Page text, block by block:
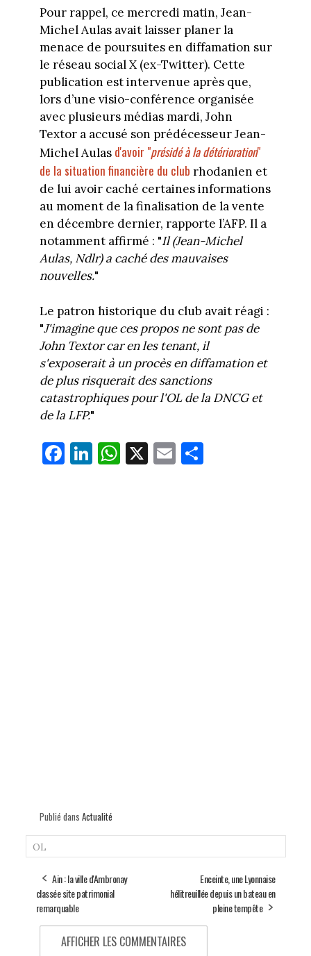
Pour rappel, ce mercredi matin, Jean-
Michel Aulas avait laisser planer la
menace de poursuites en diffamation sur
le réseau social X (ex-Twitter). Cette
publication est intervenue après que,
lors d’une visio-conférence organisée
avec plusieurs médias mardi, John
Textor a accusé son prédécesseur Jean-
Michel Aulas d'avoir "présidé à la détérioration"
de la situation financière du club rhodanien et
de lui avoir caché certaines informations
au moment de la finalisation de la vente
en décembre dernier, rapporte l’AFP. Il a
notamment affirmé : "Il (Jean-Michel
Aulas, Ndlr) a caché des mauvaises
nouvelles."
Le patron historique du club avait réagi :
"J'imagine que ces propos ne sont pas de
John Textor car en les tenant, il
s'exposerait à un procès en diffamation et
de plus risquerait des sanctions
catastrophiques pour l'OL de la DNCG et
de la LFP."
Fa
ce
Li
nk
W
ha
X E
m
Pa
rt
Publié dans Actualité
OL
Ain : la ville d'Ambronay
classée site patrimonial
remarquable
Enceinte, une Lyonnaise
hélitreuillée depuis un bateau en
pleine tempête
AFFICHER LES COMMENTAIRES